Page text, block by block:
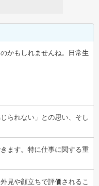
かもしれませんね。日常生
られない」との思い、そし
ます。特に仕事に関する重
見や顔立ちで評価されるこ